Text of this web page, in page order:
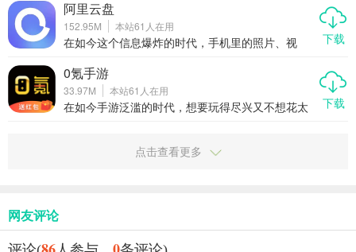
用的操作，迅速赢得了抖音、快手、小红书、B站等
平台用户的青睐。无论是AI写真、AI抠图还是AI擦
除等功能，都能让你轻松创作出专业级别的视频作
品。
阿里云盘
152.95M 本站61 人在用
在如今这个信息爆炸的时代，手机里的照片、视
为阿里巴巴集团推出的云存储工具，凭借高速传
输、安全稳定、无广告干扰等优势，迅速成为用户
心中的首选网盘应用。本文将从多个角度为你详细
介绍阿里云盘的强大功能和使用体验，让你轻松告
别手机存储焦虑。
下载
0氪手游
33.97M 本站61 人在用
在如今手游泛滥的时代，想要玩得尽兴又不想花太
戏，还通过内置折扣、代金券、礼包和BT福利等方
式，让你真正实现“0氪金”也能畅玩各类手游。这篇
下载
点击查看更多
网友评论